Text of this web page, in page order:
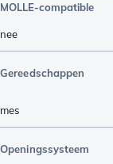
MOLLE-compatible
nee
Gereedschappen
mes
Openingssysteem